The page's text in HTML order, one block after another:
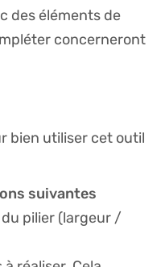
des éléments de
concerneront
bien utiliser cet outil
suivantes
pilier (largeur /